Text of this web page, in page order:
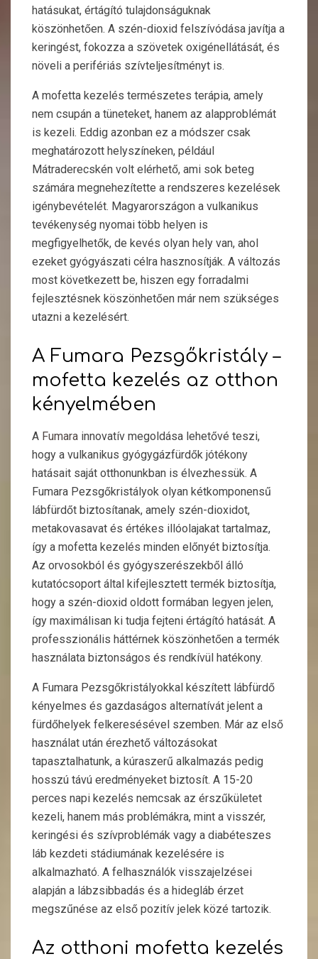
hatásukat, értágító tulajdonságuknak
köszönhetően. A szén-dioxid felszívódása javítja a
keringést, fokozza a szövetek oxigénellátását, és
növeli a perifériás szívteljesítményt is.
A mofetta kezelés természetes terápia, amely
nem csupán a tüneteket, hanem az alapproblémát
is kezeli. Eddig azonban ez a módszer csak
meghatározott helyszíneken, például
Mátraderecskén volt elérhető, ami sok beteg
számára megnehezítette a rendszeres kezelések
igénybevételét. Magyarországon a vulkanikus
tevékenység nyomai több helyen is
megfigyelhetők, de kevés olyan hely van, ahol
ezeket gyógyászati célra hasznosítják. A változás
most következett be, hiszen egy forradalmi
fejlesztésnek köszönhetően már nem szükséges
utazni a kezelésért.
A Fumara Pezsgőkristály –
mofetta kezelés az otthon
kényelmében
A Fumara innovatív megoldása lehetővé teszi,
hogy a vulkanikus gyógygázfürdők jótékony
hatásait saját otthonunkban is élvezhessük. A
Fumara Pezsgőkristályok olyan kétkomponensű
lábfürdőt biztosítanak, amely szén-dioxidot,
metakovasavat és értékes illóolajakat tartalmaz,
így a mofetta kezelés minden előnyét biztosítja.
Az orvosokból és gyógyszerészekből álló
kutatócsoport által kifejlesztett termék biztosítja,
hogy a szén-dioxid oldott formában legyen jelen,
így maximálisan ki tudja fejteni értágító hatását. A
professzionális háttérnek köszönhetően a termék
használata biztonságos és rendkívül hatékony.
A Fumara Pezsgőkristályokkal készített lábfürdő
kényelmes és gazdaságos alternatívát jelent a
fürdőhelyek felkeresésével szemben. Már az első
használat után érezhető változásokat
tapasztalhatunk, a kúraszerű alkalmazás pedig
hosszú távú eredményeket biztosít. A 15-20
perces napi kezelés nemcsak az érszűkületet
kezeli, hanem más problémákra, mint a visszér,
keringési és szívproblémák vagy a diabéteszes
láb kezdeti stádiumának kezelésére is
alkalmazható. A felhasználók visszajelzései
alapján a lábzsibbadás és a hidegláb érzet
megszűnése az első pozitív jelek közé tartozik.
Az otthoni mofetta kezelés